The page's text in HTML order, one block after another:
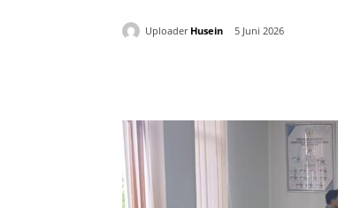
Uploader Husein 5 Juni 2026